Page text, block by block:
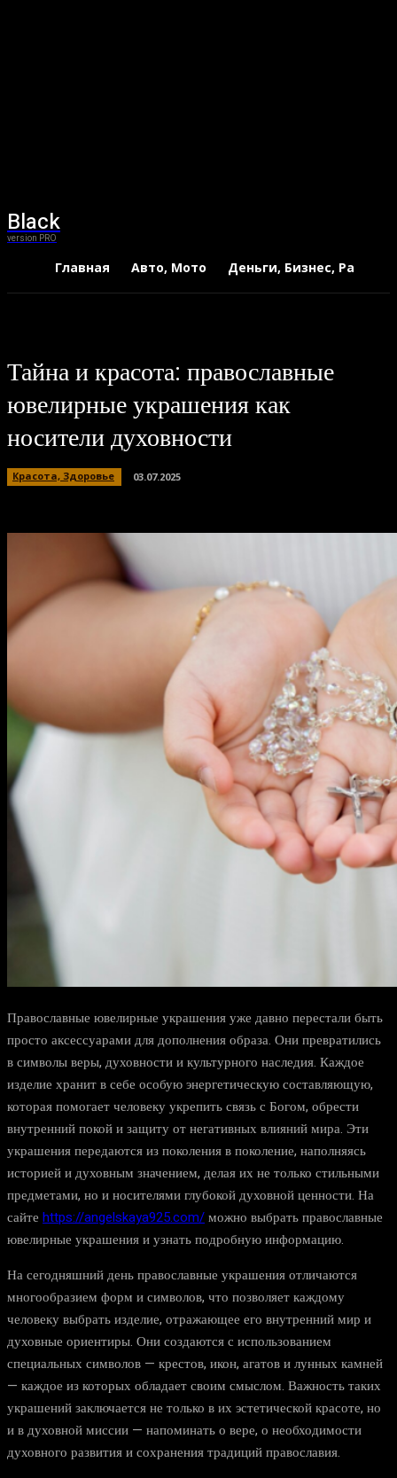
Black
version PRO
Главная Авто, Мото Деньги, Бизнес, Работа
Тайна и красота: православные
ювелирные украшения как
носители духовности
Красота, Здоровье 03.07.2025
Православные ювелирные украшения уже давно перестали быть
просто аксессуарами для дополнения образа. Они превратились
в символы веры, духовности и культурного наследия. Каждое
изделие хранит в себе особую энергетическую составляющую,
которая помогает человеку укрепить связь с Богом, обрести
внутренний покой и защиту от негативных влияний мира. Эти
украшения передаются из поколения в поколение, наполняясь
историей и духовным значением, делая их не только стильными
предметами, но и носителями глубокой духовной ценности. На
сайте https://angelskaya925.com/можно выбрать православные
ювелирные украшения и узнать подробную информацию.
На сегодняшний день православные украшения отличаются
многообразием форм и символов, что позволяет каждому
человеку выбрать изделие, отражающее его внутренний мир и
духовные ориентиры. Они создаются с использованием
специальных символов — крестов, икон, агатов и лунных камней
— каждое из которых обладает своим смыслом. Важность таких
украшений заключается не только в их эстетической красоте, но
и в духовной миссии — напоминать о вере, о необходимости
духовного развития и сохранения традиций православия.